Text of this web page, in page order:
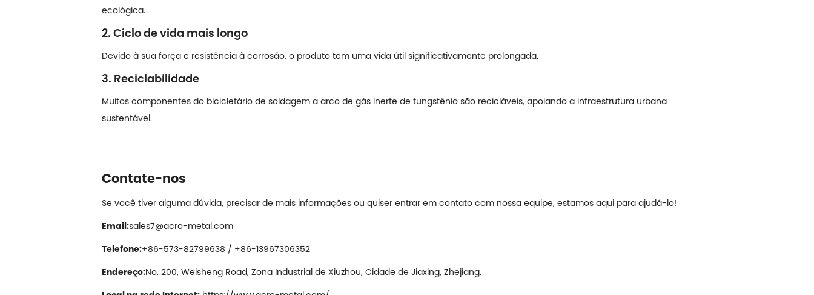
ecológica.
2. Ciclo de vida mais longo
Devido à sua força e resistência à corrosão, o produto tem uma vida útil significativamente prolongada.
3. Reciclabilidade
Muitos componentes do bicicletário de soldagem a arco de gás inerte de tungstênio são recicláveis, apoiando a infraestrutura urbana
sustentável.
Contate-nos
Se você tiver alguma dúvida, precisar de mais informações ou quiser entrar em contato com nossa equipe, estamos aqui para ajudá-lo!
Email:sales7@acro-metal.com
Telefone:+86-573-82799638 / +86-13967306352
Endereço:No. 200, Weisheng Road, Zona Industrial de Xiuzhou, Cidade de Jiaxing, Zhejiang.